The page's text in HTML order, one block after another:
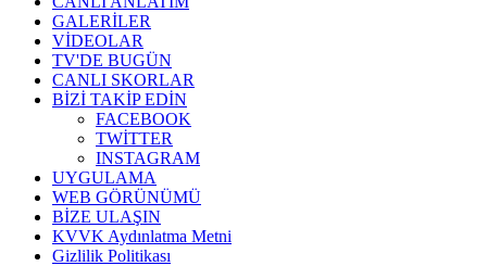
GALERİLER
VİDEOLAR
TV'DE BUGÜN
CANLI SKORLAR
BİZİ TAKİP EDİN
FACEBOOK
TWİTTER
INSTAGRAM
UYGULAMA
WEB GÖRÜNÜMÜ
BİZE ULAŞIN
KVVK Aydınlatma Metni
Gizlilik Politikası